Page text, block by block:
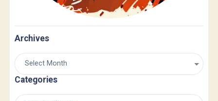
Archives
Categories